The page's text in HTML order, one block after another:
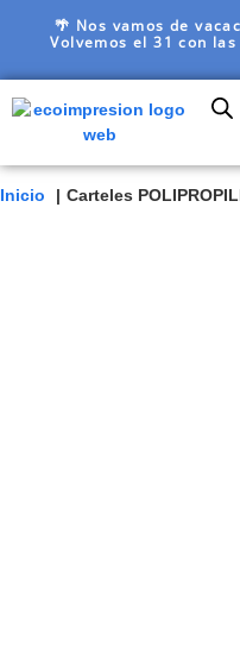
🌴 Nos vamos de
Volvemos el 31 con
Inicio Carteles